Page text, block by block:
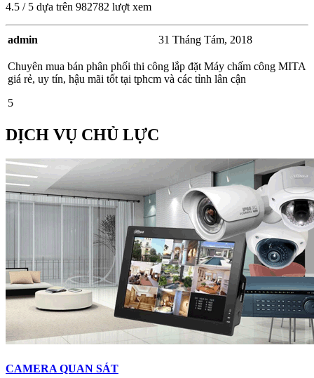
4.5 / 5 dựa trên 982782 lượt xem
admin 31 Tháng Tám, 2018
Chuyên mua bán phân phối thi công lắp đặt Máy chấm công MITA
giá rẻ, uy tín, hậu mãi tốt tại tphcm và các tỉnh lân cận
5
DỊCH VỤ CHỦ LỰC
CAMERA QUAN SÁT